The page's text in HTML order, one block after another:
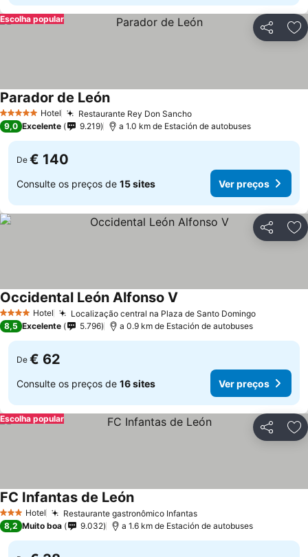
Partilhar
Escolha popular
5 Estrelas Hotel Restaurante Rey Don SanchoVer preços
Parador de LeónVer preços
9,0 Excelente 9.219 a 1.0 km de Estación de autobuses
De € 140
Consulte os preços de 15 sites Ver preços
Partilhar
4 EstrelasHotel Localização central na Plaza de Santo DomingoVer
Occidental León Alfonso V
8,5 Excelente 5.796 a 0.9 km de Estación de autobuses
De € 62
Consulte os preços de 16 sites Ver preços
Partilhar
Escolha popular
3 EstrelasHotel Restaurante gastronômico InfantasVer preços
FC Infantas de LeónVer preços
8,2 Muito boa 9.032 a 1.6 km de Estación de autobuses